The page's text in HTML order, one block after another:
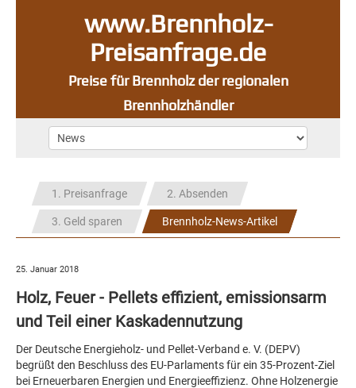
www.Brennholz-
Preisanfrage.de
Preise für Brennholz der regionalen
Brennholzhändler
1. Preisanfrage 2. Absenden
3. Geld sparen Brennholz-News-Artikel
25. Januar 2018
Holz, Feuer - Pellets effizient, emissionsarm
und Teil einer Kaskadennutzung
Der Deutsche Energieholz- und Pellet-Verband e. V. (DEPV)
begrüßt den Beschluss des EU-Parlaments für ein 35-Prozent-Ziel
bei Erneuerbaren Energien und Energieeffizienz. Ohne Holzenergie